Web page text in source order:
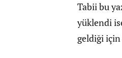
Tabii bu
yüklendi
geldiği